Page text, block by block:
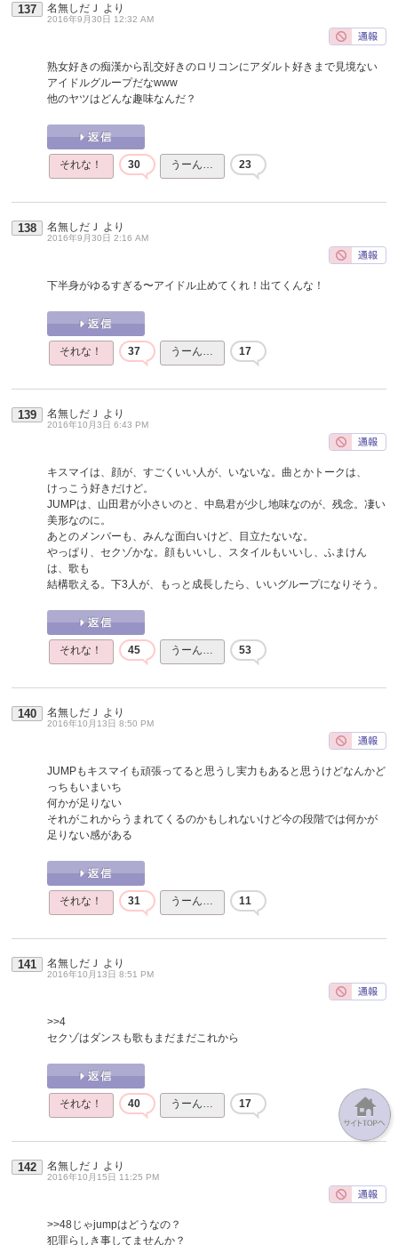
137 名無しだＪ より
2016年9月30日 12:32 AM
熟女好きの痴漢から乱交好きのロリコンにアダルト好きまで見境ない
アイドルグループだなwww
他のヤツはどんな趣味なんだ？
それな！ 30 うーん… 23
138 名無しだＪ より
2016年9月30日 2:16 AM
下半身がゆるすぎる〜アイドル止めてくれ！出てくんな！
それな！ 37 うーん… 17
139 名無しだＪ より
2016年10月3日 6:43 PM
キスマイは、顔が、すごくいい人が、いないな。曲とかトークは、
けっこう好きだけど。
JUMPは、山田君が小さいのと、中島君が少し地味なのが、残念。凄い
美形なのに。
あとのメンバーも、みんな面白いけど、目立たないな。
やっぱり、セクゾかな。顔もいいし、スタイルもいいし、ふまけん
は、歌も
結構歌える。下3人が、もっと成長したら、いいグループになりそう。
それな！ 45 うーん… 53
140 名無しだＪ より
2016年10月13日 8:50 PM
JUMPもキスマイも頑張ってると思うし実力もあると思うけどなんかど
っちもいまいち
何かが足りない
それがこれからうまれてくるのかもしれないけど今の段階では何かが
足りない感がある
それな！ 31 うーん… 11
141 名無しだＪ より
2016年10月13日 8:51 PM
>>4
セクゾはダンスも歌もまだまだこれから
それな！ 40 うーん… 17
142 名無しだＪ より
2016年10月15日 11:25 PM
>>48じゃjumpはどうなの？
犯罪らしき事してませんか？